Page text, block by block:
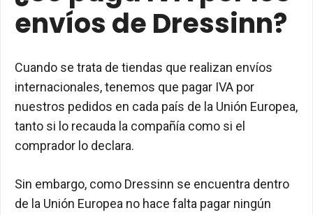
envíos de Dressinn?
Cuando se trata de tiendas que realizan envíos
internacionales, tenemos que pagar IVA por
nuestros pedidos en cada país de la Unión Europea,
tanto si lo recauda la compañía como si el
comprador lo declara.
Sin embargo, como Dressinn se encuentra dentro
de la Unión Europea no hace falta pagar ningún